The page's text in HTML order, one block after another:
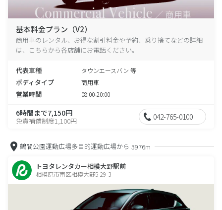
基本料金プラン（V2）
商用車のレンタル、お得な割引料金や予約、乗り捨てなどの詳細
は、こちらから各店舗にお電話ください。
代表車種 タウンエースバン 等
ボディタイプ 商用車
営業時間 08:00-20:00
6時間まで7,150円
免責補償制度1,100円 042-765-0100
鶴間公園運動広場多目的運動広場から 3976m
トヨタレンタカー相模大野駅前
相模原市南区相模大野5-29-3